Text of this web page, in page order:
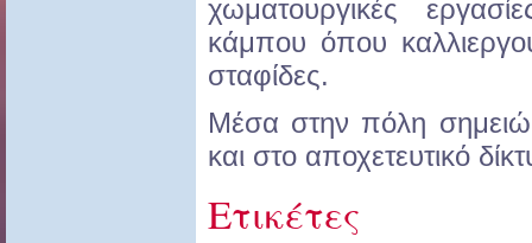
χωματουργικές
κάμπου όπου
σταφίδες.
Μέσα στην πόλη
και στο αποχετευτικό
Ετικέτες